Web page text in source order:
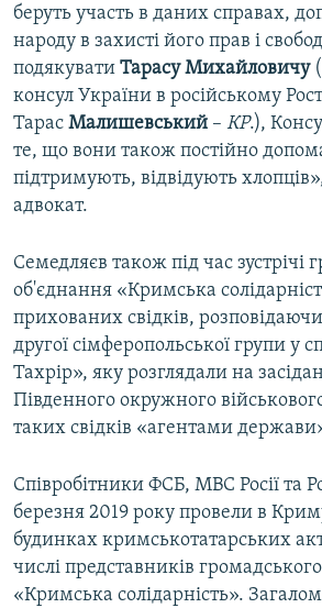
беруть участь в даних справах,
народу в захисті його прав і
подякувати Тарасу Михайловичу
консул України в російському
Тарас Малишевський – КР.),
те, що вони також постійно
підтримують, відвідують
адвокат.
Семедляєв також під час зустрічі
об'єднання «Кримська
прихованих свідків,
другої сімферопольської групи у
Тахрір», яку розглядали на
Південного окружного
таких свідків «агентами
Співробітники ФСБ, МВС Росії та
березня 2019 року провели в
будинках кримськотатарських
числі представників
«Кримська солідарність».